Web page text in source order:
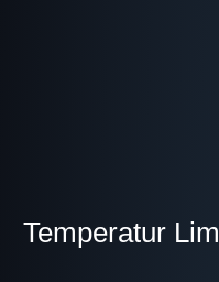
Temperatur Limburg an der Lahn 30